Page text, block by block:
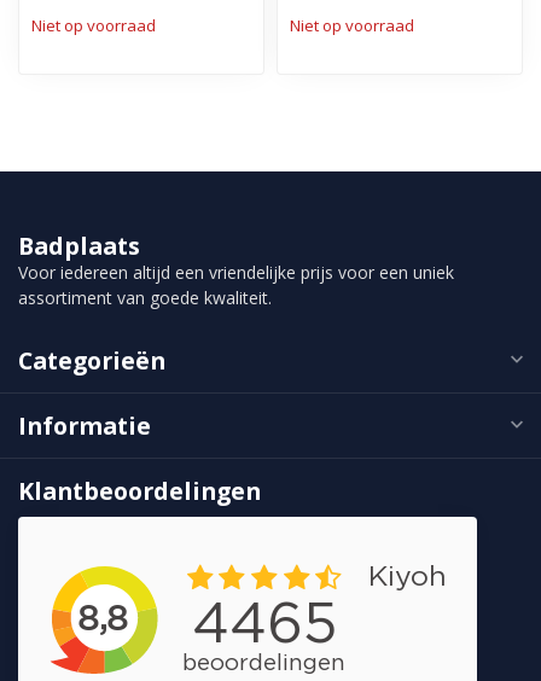
Niet op voorraad Niet op voorraad
Badplaats
Voor iedereen altijd een vriendelijke prijs voor een uniek
assortiment van goede kwaliteit.
Categorieën
Informatie
Klantbeoordelingen